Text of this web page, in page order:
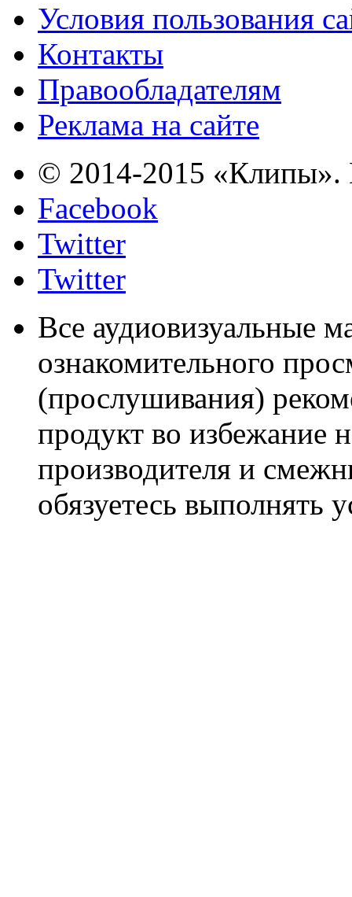
Условия пользования
Контакты
Правообладателям
Реклама на сайте
© 2014-2015 «Клипы».
Facebook
Twitter
Twitter
Все аудиовизуальные
ознакомительного
(прослушивания)
продукт во избежание
производителя и
обязуетесь выполнять